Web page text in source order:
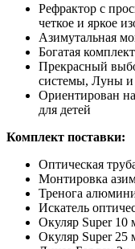
Рефрактор с
четкое и яркое
Азимутальная
Богатая
Прекрасный
системы, Луны и
Ориентирован
для детей
Комплект поставки:
Оптическая
Монтировка
Тренога
Искатель
Окуляр Super 10
Окуляр Super 25